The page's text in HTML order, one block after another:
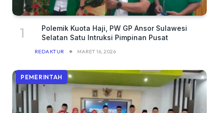
Polemik Kuota Haji, PW GP Ansor Sulawesi
Selatan Satu Intruksi Pimpinan Pusat
REDAKTUR MARET 16, 2026
PEMERINTAH